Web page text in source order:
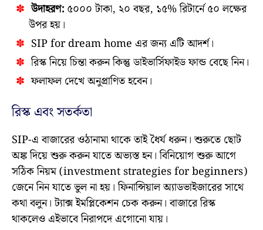
উদাহরণ: ৫০০০ টাকা, ২০ বছর, ১৫% রিটার্নে ৫০ লক্ষের
উপর হয়।
SIP for dream home এর জন্য এটি আদর্শ।
রিস্ক নিয়ে চিন্তা করুন কিন্তু ডাইভার্সিফাইড ফান্ড বেছে নিন।
ফলাফল দেখে অনুপ্রাণিত হবেন।
রিস্ক এবং সতর্কতা
SIP-এ বাজারের ওঠানামা থাকে তাই ধৈর্য ধরুন। শুরুতে ছোট
অঙ্ক দিয়ে শুরু করুন যাতে অভ্যস্ত হন। বিনিয়োগ শুরু আগে
সঠিক নিয়ম (investment strategies for beginners)
জেনে নিন যাতে ভুল না হয়। ফিনান্সিয়াল অ্যাডভাইজারের সাথে
কথা বলুন। ট্যাক্স ইমপ্লিকেশন চেক করুন। বাজারে রিস্ক
থাকলেও এইভাবে নিরাপদে এগোনো যায়।